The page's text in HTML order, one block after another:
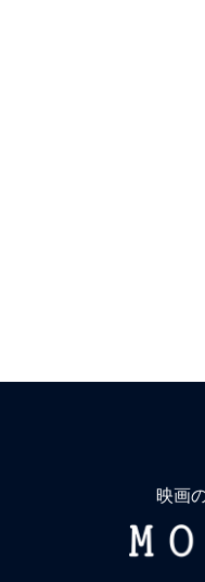
映画
MOVIE